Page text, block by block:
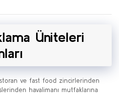
Üniteleri
ve fast food zincirlerinden
havalimanı mutfaklarına